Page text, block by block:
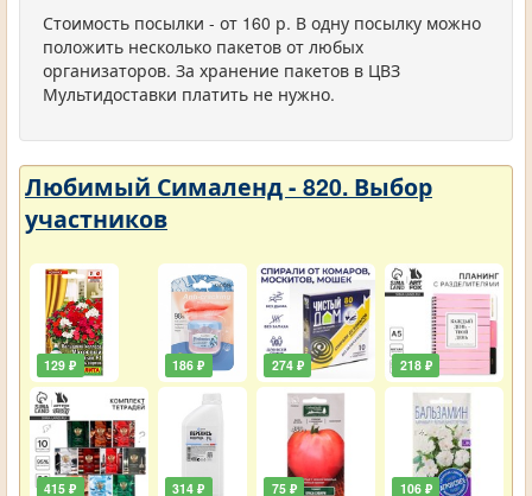
Стоимость посылки - от 160 р. В одну посылку можно
положить несколько пакетов от любых
организаторов. За хранение пакетов в ЦВЗ
Мультидоставки платить не нужно.
Любимый Сималенд - 820. Выбор
участников
129 ₽
415 ₽
186 ₽
314 ₽
274 ₽
75 ₽
218 ₽
106 ₽